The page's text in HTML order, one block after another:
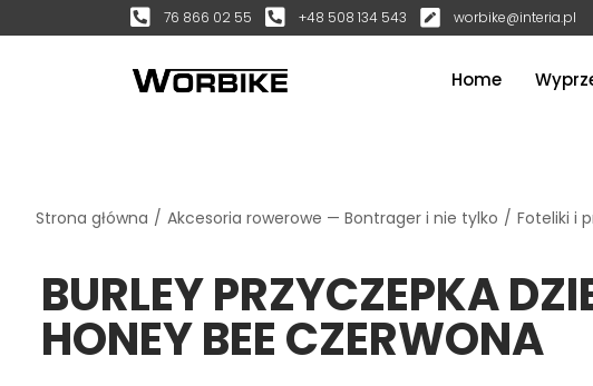
76 866 02 55 +48 508 134 543 worbike@interia.pl
Home
Strona główna / Akcesoria rowerowe — Bontrager i nie tylko / Foteliki i
BURLEY PRZYCZEPKA
HONEY BEE CZERWONA